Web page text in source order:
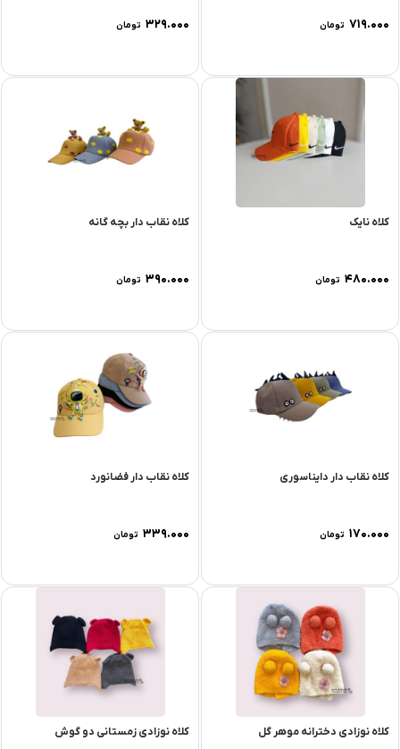
۷۱۹.۰۰۰ تومان ۳۲۹.۰۰۰ تومان
کلاه نایک
۴۸۰.۰۰۰ تومان
کلاه نقاب دار بچه گانه
۳۹۰.۰۰۰ تومان
کلاه نقاب دار دایناسوری
۱۷۰.۰۰۰ تومان
کلاه نقاب دار فضانورد
۳۳۹.۰۰۰ تومان
کلاه نوزادی دخترانه موهر گل کلاه نوزادی زمستانی دو گوش